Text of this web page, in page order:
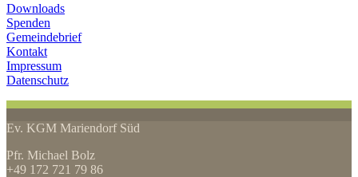
Downloads
Spenden
Gemeindebrief
Kontakt
Impressum
Datenschutz
Ev. KGM Mariendorf Süd
Pfr. Michael Bolz
+49 172 721 79 86